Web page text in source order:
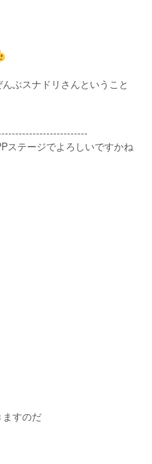
ぶスナドリさんということ
ステージでよろしいですかね
すのだ